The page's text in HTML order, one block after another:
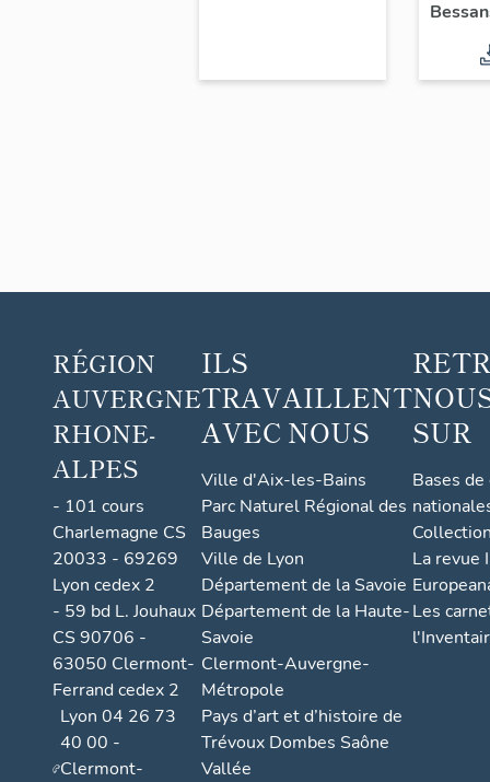
RÉGION
AUVERGNE
RHONE-
ALPES
- 101 cours
Charlemagne CS
20033 - 69269
Lyon cedex 2
- 59 bd L. Jouhaux
CS 90706 -
63050 Clermont-
Ferrand cedex 2
Lyon 04 26 73
40 00 -
Clermont-
ILS
TRAVAILLENT
AVEC NOUS
Ville d'Aix-les-Bains
Parc Naturel Régional des
Bauges
Ville de Lyon
Département de la Savoie
Département de la Haute-
Savoie
Clermont-Auvergne-
Métropole
Pays d’art et d’histoire de
Trévoux Dombes Saône
Vallée
SUR
Bases
La revue
Les